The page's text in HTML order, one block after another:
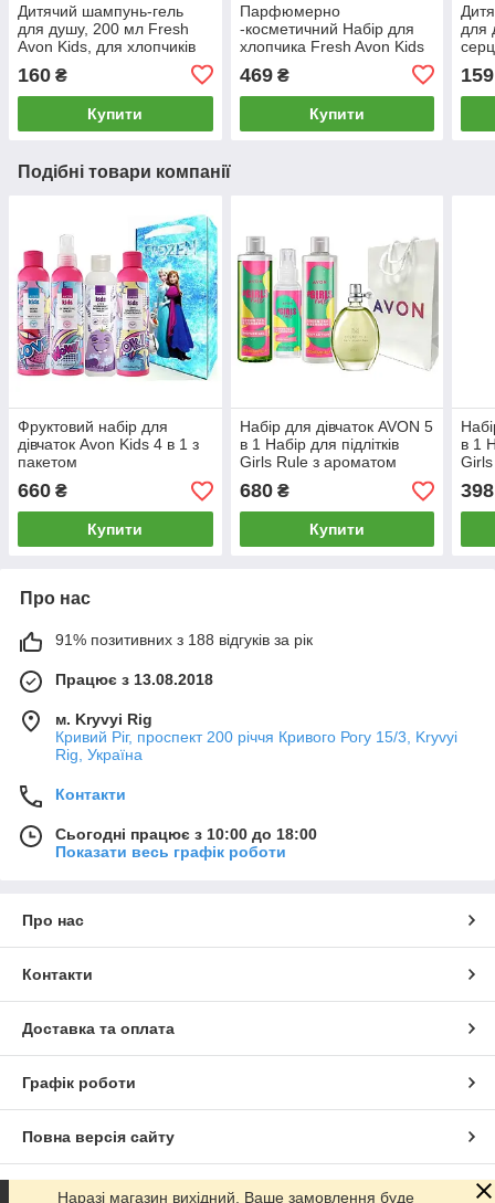
Дитячий шампунь-гель
для душу, 200 мл Fresh
Avon Kids, для хлопчиків
160 ₴
Купити
Парфюмерно
-косметичний Набір для
хлопчика Fresh Avon Kids
469₴
Купити
для
159
Подібні товари компанії
Фруктовий набір для
дівчаток Avon Kids 4 в 1 з
пакетом
660 ₴
Купити
Набір для дівчаток AVON 5
в 1 Набір для підлітків
Girls Rule з ароматом
зеленого чаю
680₴
Купити
в 1
Про нас
91% позитивних з 188 відгуків за рік
Працює з 13.08.2018
м. Kryvyi Rig
Кривий Ріг, проспект 200 річчя Кривого Рогу 15/3, Kryvyi
Rig, Україна
Контакти
Сьогодні працює з 10:00 до 18:00
Показати весь графік роботи
Про нас
Контакти
Доставка та оплата
Графік роботи
Повна версія сайту
Сайт створено на маркетплейсіProm.ua
Наразі магазин вихідний, Ваше замовлення буде